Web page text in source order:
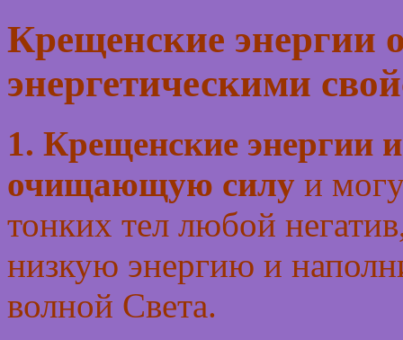
Крещенские энергии
энергетическими
1. Крещенские
очищающую силу и
тонких тел любой
низкую энергию и
волной Света.